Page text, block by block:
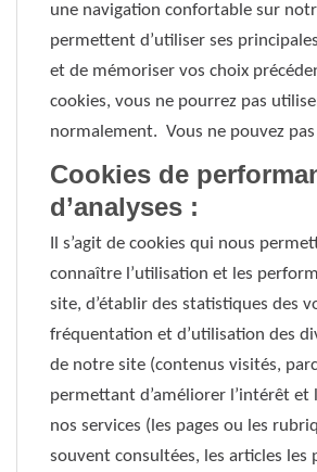
une navigation confortable sur
permettent d’utiliser ses
et de mémoriser vos choix
cookies, vous ne pourrez pas
normalement. Vous ne pouvez
Cookies de
d’analyses :
Il s’agit de cookies qui nous
connaître l’utilisation et les
site, d’établir des statistiques des
fréquentation et d’utilisation des
de notre site (contenus visités,
permettant d’améliorer l’intérêt et
nos services (les pages ou les
souvent consultées, les articles les